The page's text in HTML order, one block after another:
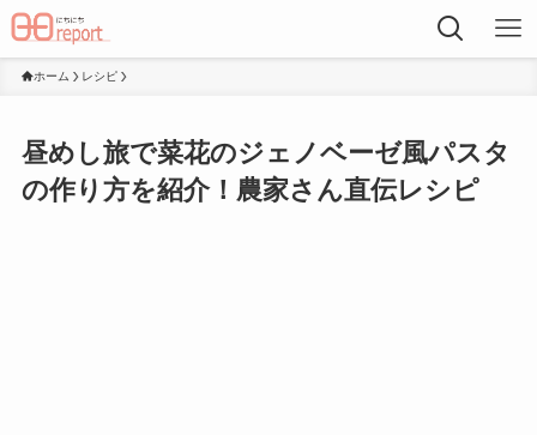
ホーム レシピ
昼めし旅で菜花のジェノベーゼ風パスタ
の作り方を紹介！農家さん直伝レシピ